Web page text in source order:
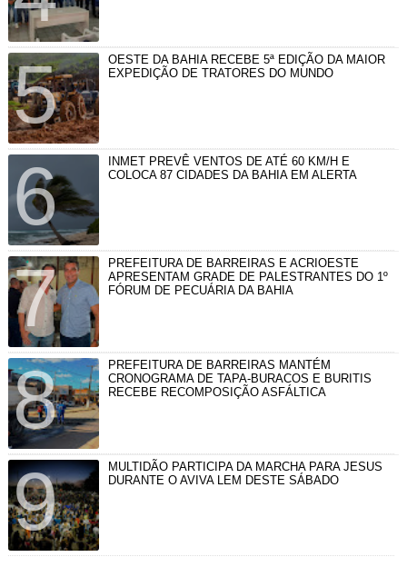
OESTE DA BAHIA RECEBE 5ª EDIÇÃO DA MAIOR
EXPEDIÇÃO DE TRATORES DO MUNDO
INMET PREVÊ VENTOS DE ATÉ 60 KM/H E
COLOCA 87 CIDADES DA BAHIA EM ALERTA
PREFEITURA DE BARREIRAS E ACRIOESTE
APRESENTAM GRADE DE PALESTRANTES DO 1º
FÓRUM DE PECUÁRIA DA BAHIA
PREFEITURA DE BARREIRAS MANTÉM
CRONOGRAMA DE TAPA-BURACOS E BURITIS
RECEBE RECOMPOSIÇÃO ASFÁLTICA
MULTIDÃO PARTICIPA DA MARCHA PARA JESUS
DURANTE O AVIVA LEM DESTE SÁBADO